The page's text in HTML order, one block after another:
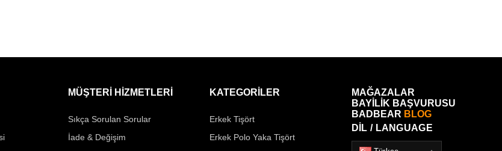
MÜŞTERİ HİZMETLERİ
Sıkça Sorulan Sorular
İade & Değişim
KATEGORİLER
Erkek Tişört
Erkek Polo Yaka Tişört
MAĞAZALAR
BAYİLİK BAŞVURUSU
BADBEAR BLOG
DİL / LANGUAGE